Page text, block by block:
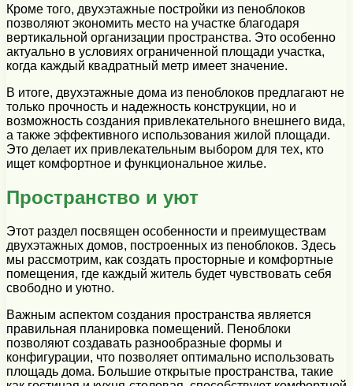
Кроме того, двухэтажные постройки из пеноблоков
позволяют экономить место на участке благодаря
вертикальной организации пространства. Это особенно
актуально в условиях ограниченной площади участка,
когда каждый квадратный метр имеет значение.
В итоге, двухэтажные дома из пеноблоков предлагают не
только прочность и надежность конструкции, но и
возможность создания привлекательного внешнего вида,
а также эффективного использования жилой площади.
Это делает их привлекательным выбором для тех, кто
ищет комфортное и функциональное жилье.
Пространство и уют
Этот раздел посвящен особенности и преимуществам
двухэтажных домов, построенных из пеноблоков. Здесь
мы рассмотрим, как создать просторные и комфортные
помещения, где каждый житель будет чувствовать себя
свободно и уютно.
Важным аспектом создания пространства является
правильная планировка помещений. Пеноблоки
позволяют создавать разнообразные формы и
конфигурации, что позволяет оптимально использовать
площадь дома. Большие открытые пространства, такие